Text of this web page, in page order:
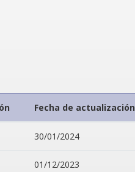
Fecha de actualización
30/01/2024
01/12/2023